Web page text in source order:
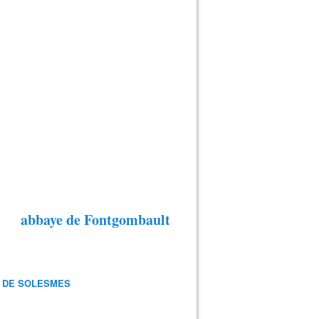
abbaye de Fontgombault
SOLESMES